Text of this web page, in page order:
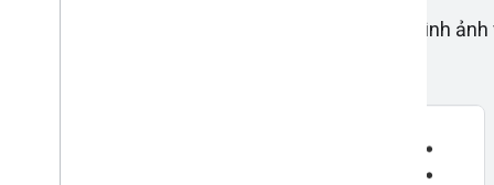
API phân tích hình ảnh và video để gắn nhãn hình